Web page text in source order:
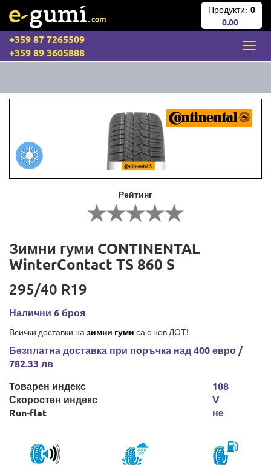
Продукти: 0
0.00
+359 87 7265509
+359 89 3605888
Рейтинг
Зимни гуми CONTINENTAL
WinterContact TS 860 S
295/40 R19
Налични 6 броя
Всички доставки на зимни гуми са с нов ДОТ!
Безплатна доставка при поръчка над 400 евро /
782.33 лв
Товарен индекс
Скоростен индекс
Run-flat
108
V
не